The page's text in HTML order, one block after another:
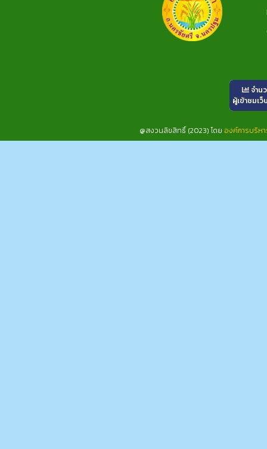
จำน
ผู้เข้าชมเว็
@สงวนลิขสิทธิ์ (2023) โดย องค์การบริห